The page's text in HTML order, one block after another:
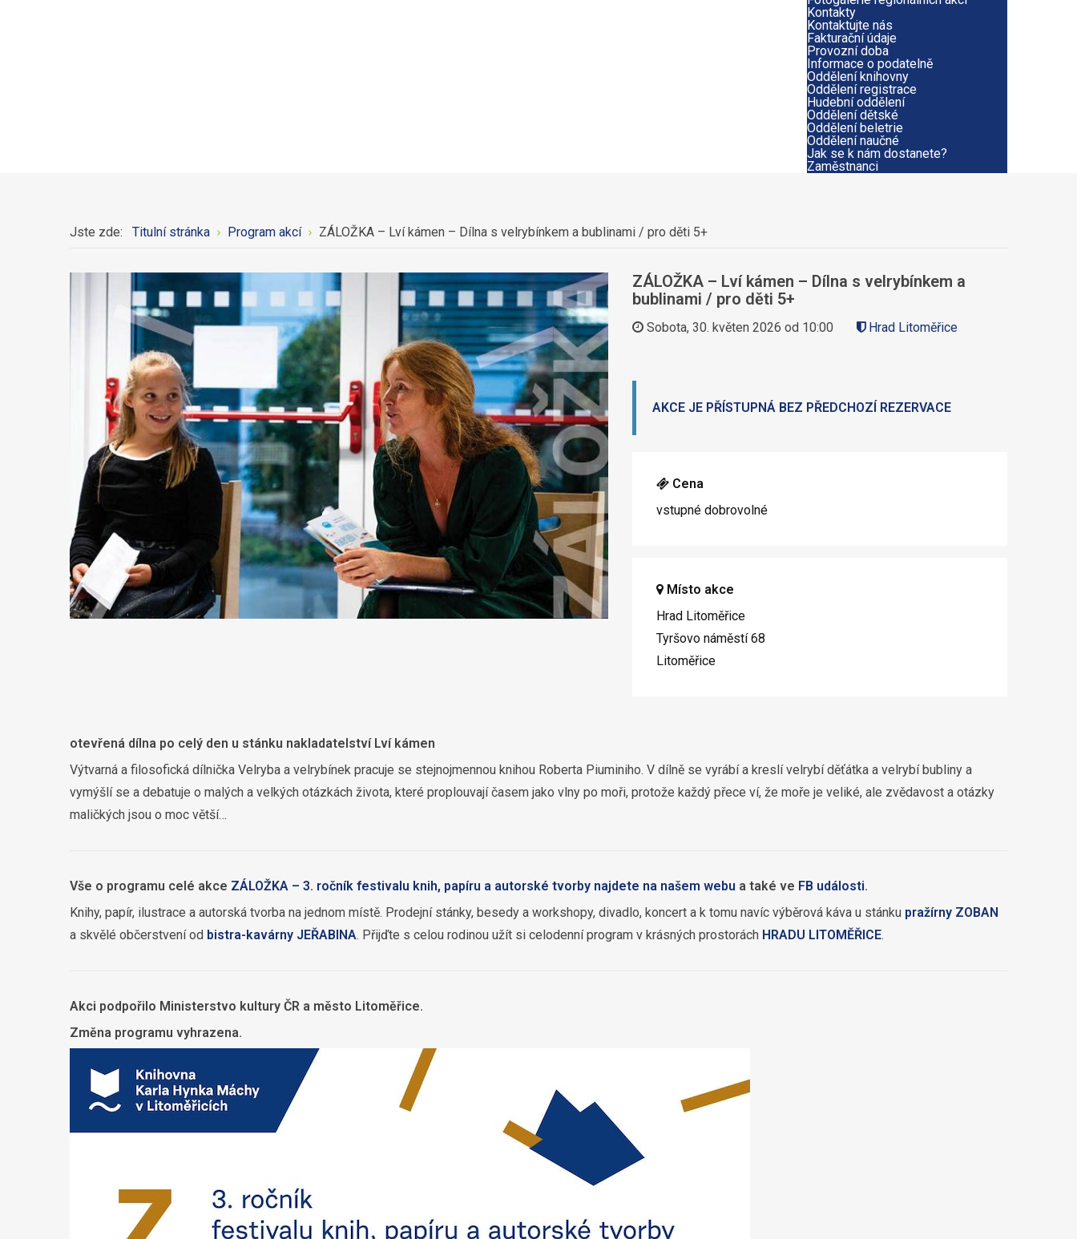
Kontakty
Kontaktujte nás
Fakturační údaje
Provozní doba
Informace o podatelně
Oddělení knihovny
Oddělení registrace
Hudební oddělení
Oddělení dětské
Oddělení beletrie
Oddělení naučné
Jak se k nám dostanete?
Zaměstnanci
Jste zde: Titulní stránka Program akcí ZÁLOŽKA – Lví kámen – Dílna s velrybínkem a bublinami / pro děti 5+
ZÁLOŽKA – Lví kámen – Dílna s velrybínkem a
bublinami / pro děti 5+
Sobota, 30. květen 2026 od 10:00 Hrad Litoměřice
AKCE JE PŘÍSTUPNÁ BEZ PŘEDCHOZÍ REZERVACE
Cena
vstupné dobrovolné
Místo akce
Hrad Litoměřice
Tyršovo náměstí 68
Litoměřice
otevřená dílna po celý den u stánku nakladatelství Lví kámen
Výtvarná a filosofická dílnička Velryba a velrybínek pracuje se stejnojmennou knihou Roberta Piuminiho. V dílně se vyrábí a kreslí velrybí děťátka a velrybí bubliny a
vymýšlí se a debatuje o malých a velkých otázkách života, které proplouvají časem jako vlny po moři, protože každý přece ví, že moře je veliké, ale zvědavost a otázky
maličkých jsou o moc větší…
Vše o programu celé akce ZÁLOŽKA – 3. ročník festivalu knih, papíru a autorské tvorby najdete na našem webu a také ve FB události.
Knihy, papír, ilustrace a autorská tvorba na jednom místě. Prodejní stánky, besedy a workshopy, divadlo, koncert a k tomu navíc výběrová káva u stánku pražírny ZOBAN
a skvělé občerstvení od bistra-kavárny JEŘABINA. Přijďte s celou rodinou užít si celodenní program v krásných prostorách HRADU LITOMĚŘICE.
Akci podpořilo Ministerstvo kultury ČR a město Litoměřice.
Změna programu vyhrazena.